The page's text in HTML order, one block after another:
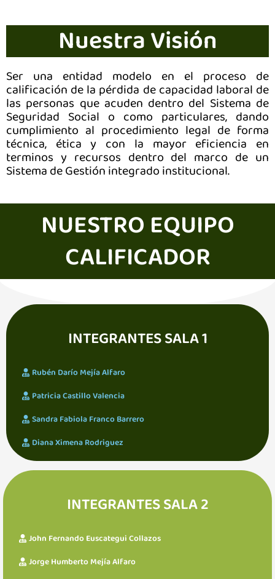
Nuestra Visión
Ser una entidad modelo en el proceso de
calificación de la pérdida de capacidad laboral de
las personas que acuden dentro del Sistema de
Seguridad Social o como particulares, dando
cumplimiento al procedimiento legal de forma
técnica, ética y con la mayor eficiencia en
terminos y recursos dentro del marco de un
Sistema de Gestión integrado institucional.
NUESTRO EQUIPO
CALIFICADOR
INTEGRANTES SALA 1
Rubén Darío Mejía Alfaro
Patricia Castillo Valencia
Sandra Fabiola Franco Barrero
Diana Ximena Rodriguez
INTEGRANTES SALA 2
John Fernando Euscategui Collazos
Jorge Humberto Mejía Alfaro